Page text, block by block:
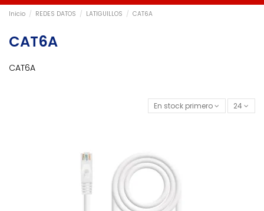
Inicio REDES DATOS LATIGUILLOS CAT6A
CAT6A
CAT6A
En stock primero 24